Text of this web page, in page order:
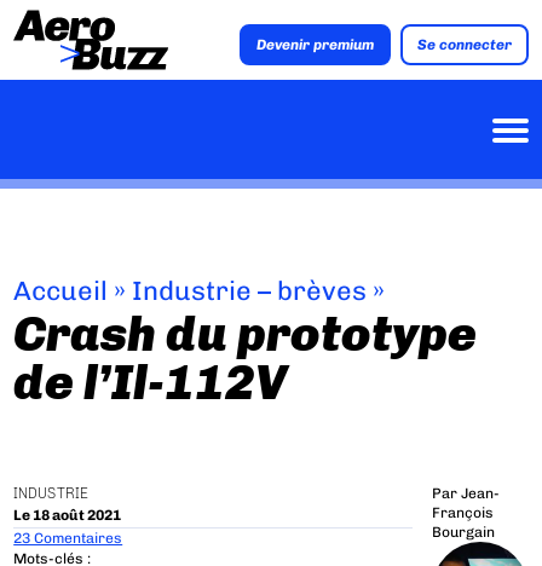
Devenir premium Se connecter
Accueil » Industrie – brèves »
Crash du prototype
de l’Il-112V
INDUSTRIE
Le 18 août 2021
Par Jean-
François
Bourgain
23 Comentaires
Mots-clés :